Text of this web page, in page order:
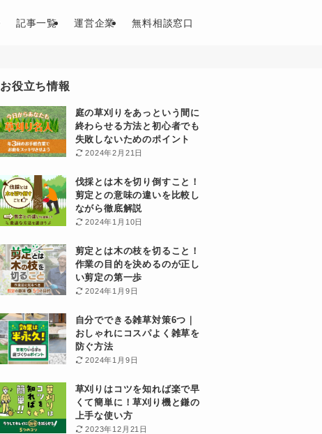
記事一覧 運営企業 無料相談窓口
お役立ち情報
庭の草刈りをあっという間に
終わらせる方法と初心者でも
失敗しないためのポイント
2024年2月21日
伐採とは木を切り倒すこと！
剪定との意味の違いを比較し
ながら徹底解説
2024年1月10日
剪定とは木の枝を切ること！
作業の目的を決めるのが正し
い剪定の第一歩
2024年1月9日
自分でできる雑草対策6つ｜
おしゃれにコスパよく雑草を
防ぐ方法
2024年1月9日
草刈りはコツを知れば楽で早
くて簡単に！草刈り機と鎌の
上手な使い方
2023年12月21日